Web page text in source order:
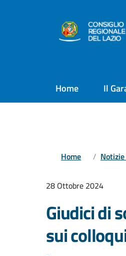
Home Il
Home
28 Ottobre 2024
Giudici di
sui